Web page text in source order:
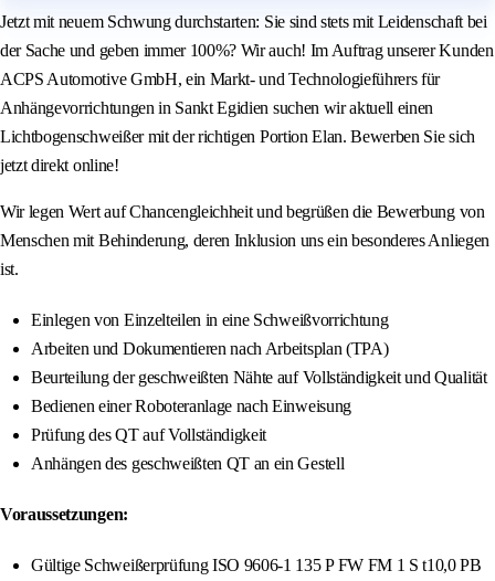
Jetzt mit neuem Schwung durchstarten: Sie sind stets mit Leidenschaft bei
der Sache und geben immer 100%? Wir auch! Im Auftrag unserer Kunden
ACPS Automotive GmbH, ein Markt- und Technologieführers für
Anhängevorrichtungen in Sankt Egidien suchen wir aktuell einen
Lichtbogenschweißer mit der richtigen Portion Elan. Bewerben Sie sich
jetzt direkt online!
Wir legen Wert auf Chancengleichheit und begrüßen die Bewerbung von
Menschen mit Behinderung, deren Inklusion uns ein besonderes Anliegen
ist.
Einlegen von Einzelteilen in eine Schweißvorrichtung
Arbeiten und Dokumentieren nach Arbeitsplan (TPA)
Beurteilung der geschweißten Nähte auf Vollständigkeit und Qualität
Bedienen einer Roboteranlage nach Einweisung
Prüfung des QT auf Vollständigkeit
Anhängen des geschweißten QT an ein Gestell
Voraussetzungen:
Gültige Schweißerprüfung ISO 9606-1 135 P FW FM 1 S t10,0 PB